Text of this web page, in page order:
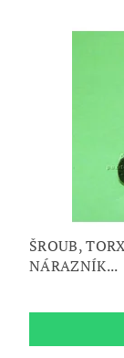
ŠROUB,
NÁRAZNÍK...